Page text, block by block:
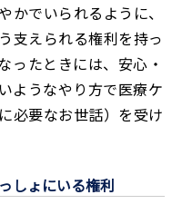
かでいられるように、
支えられる権利を持っ
ったときには、安心・
ようなやり方で医療ケ
必要なお世話）を受け
しょにいる権利